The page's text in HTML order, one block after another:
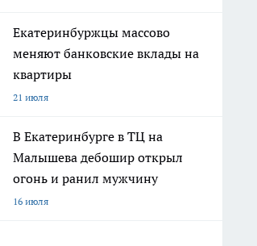
Екатеринбуржцы массово
меняют банковские вклады на
квартиры
21 июля
В Екатеринбурге в ТЦ на
Малышева дебошир открыл
огонь и ранил мужчину
16 июля